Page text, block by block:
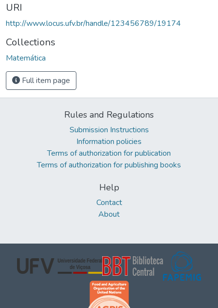
URI
http://www.locus.ufv.br/handle/123456789/19174
Collections
Matemática
Full item page
Rules and Regulations
Submission Instructions
Information policies
Terms of authorization for publication
Terms of authorization for publishing books
Help
Contact
About